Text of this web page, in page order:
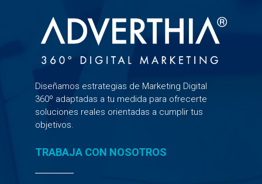
Diseñamos estrategias de Marketing Digital
360º adaptadas a tu medida para ofrecerte
soluciones reales orientadas a cumplir tus
objetivos.
TRABAJA CON NOSOTROS